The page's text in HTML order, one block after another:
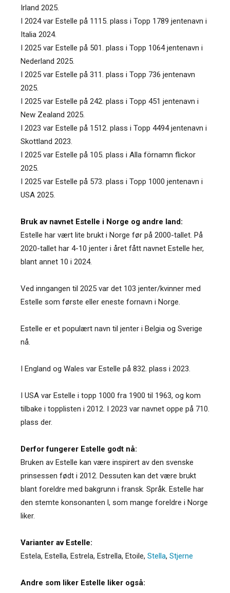
Irland 2025.
I 2024 var Estelle på 1115. plass i Topp 1789 jentenavn i
Italia 2024.
I 2025 var Estelle på 501. plass i Topp 1064 jentenavn i
Nederland 2025.
I 2025 var Estelle på 311. plass i Topp 736 jentenavn
2025.
I 2025 var Estelle på 242. plass i Topp 451 jentenavn i
New Zealand 2025.
I 2023 var Estelle på 1512. plass i Topp 4494 jentenavn i
Skottland 2023.
I 2025 var Estelle på 105. plass i Alla förnamn flickor
2025.
I 2025 var Estelle på 573. plass i Topp 1000 jentenavn i
USA 2025.
Bruk av navnet Estelle i Norge og andre land:
Estelle har vært lite brukt i Norge før på 2000-tallet. På
2020-tallet har 4-10 jenter i året fått navnet Estelle her,
blant annet 10 i 2024.
Ved inngangen til 2025 var det 103 jenter/kvinner med
Estelle som første eller eneste fornavn i Norge.
Estelle er et populært navn til jenter i Belgia og Sverige
nå.
I England og Wales var Estelle på 832. plass i 2023.
I USA var Estelle i topp 1000 fra 1900 til 1963, og kom
tilbake i topplisten i 2012. I 2023 var navnet oppe på 710.
plass der.
Derfor fungerer Estelle godt nå:
Bruken av Estelle kan være inspirert av den svenske
prinsessen født i 2012. Dessuten kan det være brukt
blant foreldre med bakgrunn i fransk. Språk. Estelle har
den stemte konsonanten l, som mange foreldre i Norge
liker.
Varianter av Estelle:
Estela, Estella, Estrela, Estrella, Etoile, Stella, Stjerne
Andre som liker Estelle liker også: